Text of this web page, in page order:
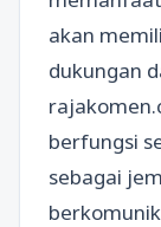
akan
dukungan
berfungsi
sebagai